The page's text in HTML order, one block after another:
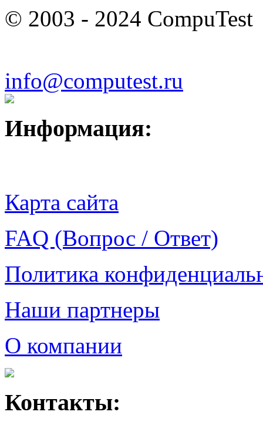
© 2003 - 2024 CompuTest
info@computest.ru
Информация:
Карта сайта
FAQ (Вопрос / Ответ)
Политика
Наши партнеры
О компании
Контакты: